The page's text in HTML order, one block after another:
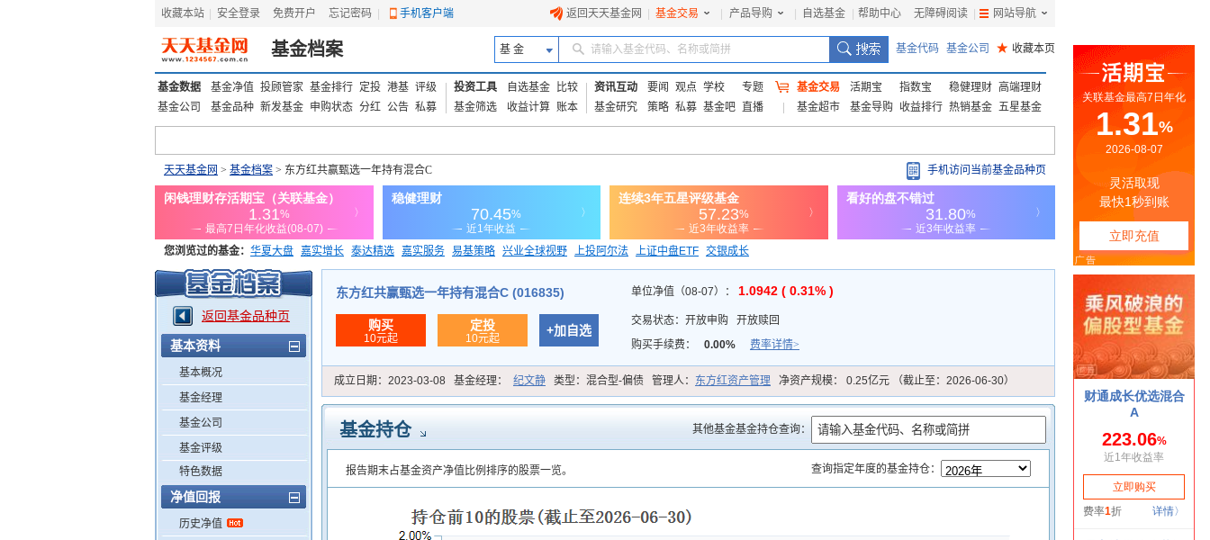
收藏本站 安全登录 免费开户 忘记密码 手机客户端 返回天天基金网 基金交易 产品导购 自选基金 帮助中心 无障碍阅读 网站导航
基金档案 基 金 请输入基金代码、名称或简拼 基金代码 基金公司 ★ 收藏本页
基金数据 基金净值 投顾管家 基金排行 定投 港基 评级
基金公司
基金品种 新发基金 申购状态 分红 公告 私募
投资工具 自选基金
比较
基金筛选
收益计算 账本
资讯互动 要闻 观点 学校
专题
基金研究
策略 私募 基金吧 直播
基金交易 活期宝 指数宝 稳健理财 高端理财
基金超市
基金导购 收益排行 热销基金 五星基金
天天基金网 > 基金档案 > 东方红共赢甄选一年持有混合C 手机访问当前基金品种页
您浏览过的基金： 华夏大盘 嘉实增长 泰达精选 嘉实服务 易基策略 兴业全球视野 上投阿尔法 上证中盘ETF 交银成长
添富优势 华安宏利 上证180价值ETF
返回基金品种页
基本资料
基本概况
基金经理
基金公司
基金评级
特色数据
净值回报
历史净值
东方红共赢甄选一年持有混合C (016835)
购买
10元起
定投
10元起
+加自选
单位净值（08-07）： 1.0942 ( 0.31% )
交易状态： 开放申购
开放赎回
购买手续费：
0.00% 费率详情>
成立日期： 2023-03-08 基金经理： 纪文静 类型： 混合型-偏债 管理人： 东方红资产管理 净资产规模： 0.25亿元 （截止至：2026-06-30）
基金持仓 其他基金基金持仓查询：
报告期末占基金资产净值比例排序的股票一览。 查询指定年度的基金持仓：